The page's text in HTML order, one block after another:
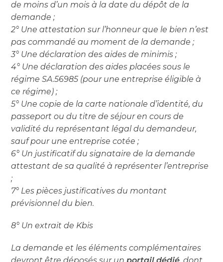
de moins d’un mois à la date du dépôt de la
demande ;
2° Une attestation sur l’honneur que le bien n’est
pas commandé au moment de la demande ;
3° Une déclaration des aides de minimis ;
4° Une déclaration des aides placées sous le
régime SA.56985 (pour une entreprise éligible à
ce régime) ;
5° Une copie de la carte nationale d’identité, du
passeport ou du titre de séjour en cours de
validité du représentant légal du demandeur,
sauf pour une entreprise cotée ;
6° Un justificatif du signataire de la demande
attestant de sa qualité à représenter l’entreprise
;
7° Les pièces justificatives du montant
prévisionnel du bien.
8° Un extrait de Kbis
La demande et les éléments complémentaires